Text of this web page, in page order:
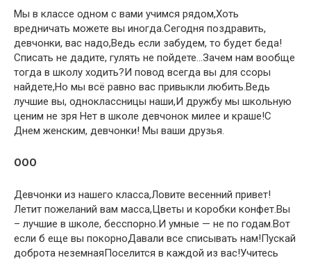
Мы в классе одном с вами учимся рядом,Хоть
вредничать можете вы иногда.Сегодня поздравить,
девчонки, вас надо,Ведь если забудем, то будет беда!
Списать не дадите, гулять не пойдете…Зачем нам вообще
тогда в школу ходить?И повод всегда вы для ссоры
найдете,Но мы всё равно вас привыкли любить.Ведь
лучшие вы, одноклассницы наши,И дружбу мы школьную
ценим не зря Нет в школе девчонок милее и краше!С
Днем женским, девчонки! Мы ваши друзья.
OOO
Девчонки из нашего класса,Ловите весенний привет!
Летит пожеланий вам масса,Цветы и коробки конфет.Вы
– лучшие в школе, бесспорно.И умные — не по годам.Вот
если б еще вы покорноДавали все списывать нам!Пускай
доброта неземнаяПоселится в каждой из вас!Учитесь